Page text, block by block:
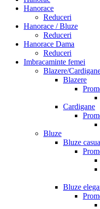
Hanorace
Reduceri
Hanorace / Bluze
Reduceri
Hanorace Dama
Reduceri
Imbracaminte femei
Blazere/
Blazere
Cardigane
Bluze
Bluze
Bluze